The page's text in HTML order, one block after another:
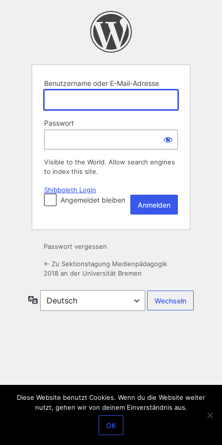
Benutzername oder E-Mail-Adresse
Passwort
Visible to the World. Allow search engines
to index this site.
Shibboleth Login
Angemeldet bleiben
Passwort vergessen
← Zu Sektionstagung Medienpädagogik
2018 an der Universität Bremen
Sprache
Diese Website benutzt Cookies. Wenn du die Website weiter
nutzt, gehen wir von deinem Einverständnis aus.
OK